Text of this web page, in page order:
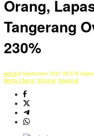
Orang,
Tangerang
230%
Admin8 September 2021 09:578
Berita Utama, Kriminal, Nasional